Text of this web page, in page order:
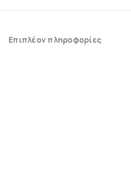
Επιπλέον πληροφορίες